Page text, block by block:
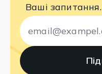
Ваші запитання.